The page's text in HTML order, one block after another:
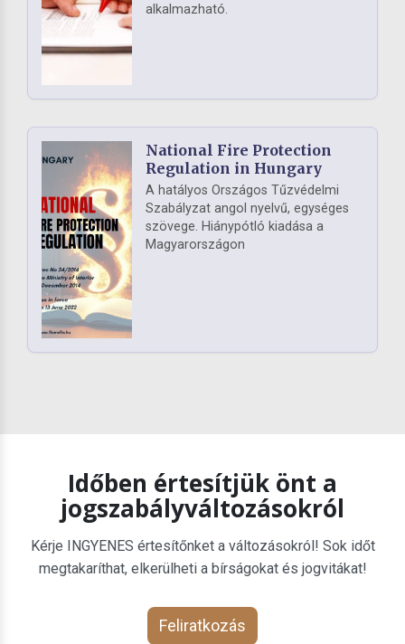
alkalmazható.
National Fire Protection
Regulation in Hungary
A hatályos Országos Tűzvédelmi
Szabályzat angol nyelvű, egységes
szövege. Hiánypótló kiadása a
Magyarországon
Időben értesítjük önt a
jogszabályváltozásokról
Kérje INGYENES értesítőnket a változásokról! Sok időt
megtakaríthat, elkerülheti a bírságokat és jogvitákat!
Feliratkozás